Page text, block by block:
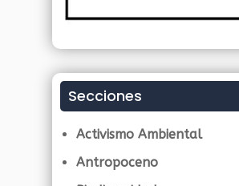
Secciones
Activismo Ambiental
Antropoceno